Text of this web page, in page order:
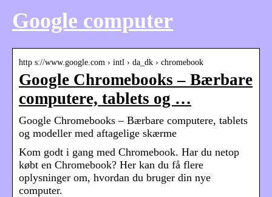
Google computer
http s://www.google.com › intl › da_dk › chromebook
Google Chromebooks – Bærbare
computere, tablets og …
Google Chromebooks – Bærbare computere, tablets
og modeller med aftagelige skærme
Kom godt i gang med Chromebook. Har du netop
købt en Chromebook? Her kan du få flere
oplysninger om, hvordan du bruger din nye
computer.